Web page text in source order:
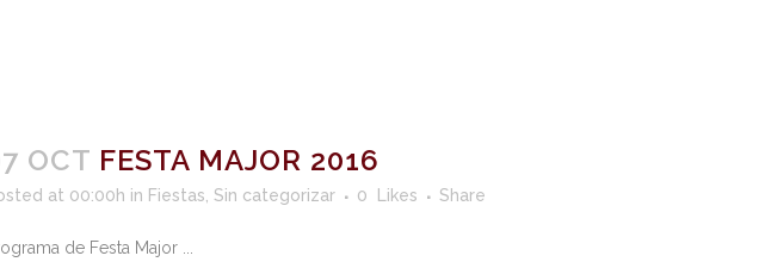
OCT FESTA MAJOR 2016
at 00:00h in Fiestas, Sin categorizar 0 Likes Share
de Festa Major ...